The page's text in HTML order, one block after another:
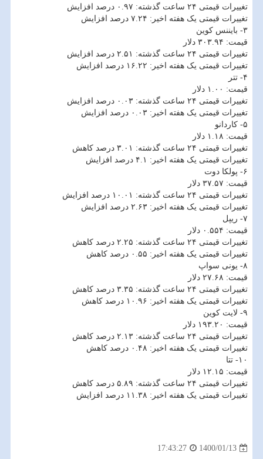
تغییرات قیمتی ۲۴ ساعت گذشته: ۰.۹۷ درصد افزایش
تغییرات قیمتی یک هفته اخیر: ۷.۲۴ درصد افزایش
۳- بایننس کوین
قیمت: ۳۰۳.۹۴ دلار
تغییرات قیمتی ۲۴ ساعت گذشته: ۲.۵۱ درصد افزایش
تغییرات قیمتی یک هفته اخیر: ۱۶.۲۲ درصد افزایش
۴- تتر
قیمت: ۱.۰۰ دلار
تغییرات قیمتی ۲۴ ساعت گذشته: ۰.۰۳ درصد افزایش
تغییرات قیمتی یک هفته اخیر: ۰.۰۳ درصد افزایش
۵- کاردانو
قیمت: ۱.۱۸ دلار
تغییرات قیمتی ۲۴ ساعت گذشته: ۳.۰۱ درصد کاهش
تغییرات قیمتی یک هفته اخیر: ۴.۱ درصد افزایش
۶- پولکا دوت
قیمت: ۳۷.۵۷ دلار
تغییرات قیمتی ۲۴ ساعت گذشته: ۱۰.۰۱ درصد افزایش
تغییرات قیمتی یک هفته اخیر: ۲.۶۳ درصد افزایش
۷- ریپل
قیمت: ۰.۵۵۴ دلار
تغییرات قیمتی ۲۴ ساعت گذشته: ۲.۲۵ درصد کاهش
تغییرات قیمتی یک هفته اخیر: ۰.۵۵ درصد کاهش
۸- یونی سواپ
قیمت: ۲۷.۶۸ دلار
تغییرات قیمتی ۲۴ ساعت گذشته: ۳.۳۵ درصد کاهش
تغییرات قیمتی یک هفته اخیر: ۱۰.۹۶ درصد کاهش
۹- لایت کوین
قیمت: ۱۹۳.۲۰ دلار
تغییرات قیمتی ۲۴ ساعت گذشته: ۲.۱۳ درصد کاهش
تغییرات قیمتی یک هفته اخیر: ۰.۴۸ درصد کاهش
۱۰- تتا
قیمت: ۱۲.۱۵ دلار
تغییرات قیمتی ۲۴ ساعت گذشته: ۵.۸۹ درصد کاهش
تغییرات قیمتی یک هفته اخیر: ۱۱.۳۸ درصد افزایش
1400/01/13
17:43:27